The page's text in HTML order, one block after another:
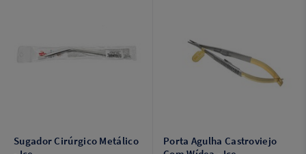
Sugador Cirúrgico Metálico
Porta Agulha Castroviejo